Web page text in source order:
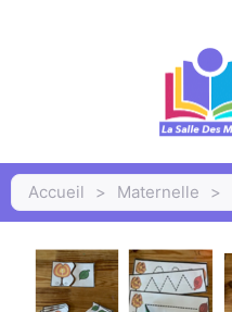
Accueil > Maternelle >